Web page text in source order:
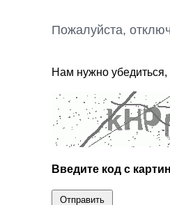
Пожалуйста,
Нам нужно
Введите код с
Отправить